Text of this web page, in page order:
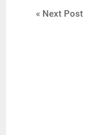
« Next Post